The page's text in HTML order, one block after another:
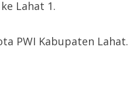
Lahat 1.
PWI Kabupaten Lahat.